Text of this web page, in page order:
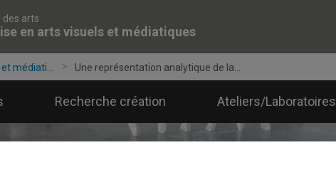
des arts
en arts visuels et médiatiques
médiati... Une représentation analytique de la...
Recherche création Ateliers/Laboratoires